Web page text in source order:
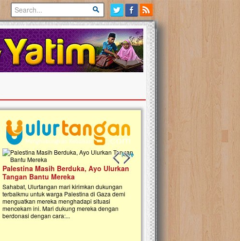
Previous slide
Next slide
Open Donasi Wakaf Pembangunan
Rumah Qur'an & TK Islam Terpadu An
Najjah di Jonggol
Saat ini, Ulurtangan bersama Yayasan An
Najjahtul Islam Jonggol sedang merintis
pembangunan Rumah Qur’an dan Taman Kanak-
Ulurtangan Bersama PDUI Kota
Safari Wakaf Qur'an dan Tebar
Sembako ke Pelosok Negeri
Mari bergabung dalam memperkuat
kebaikan di pelosok negeri dengan
Qur'an. Jangan ragu untuk menjadi
kebaikan ini. Abadikan harta dengan
Qur'an dan saksikan...